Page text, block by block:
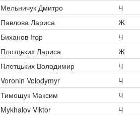
Мельничук Дмитро Ч
Павлова Лариса Ж
Биханов Ігор Ч
Плотцьких Лариса Ж
Плотцьких Володимир Ч
Voronin Volodymyr Ч
Тимощук Максим Ч
Mykhalov Viktor Ч